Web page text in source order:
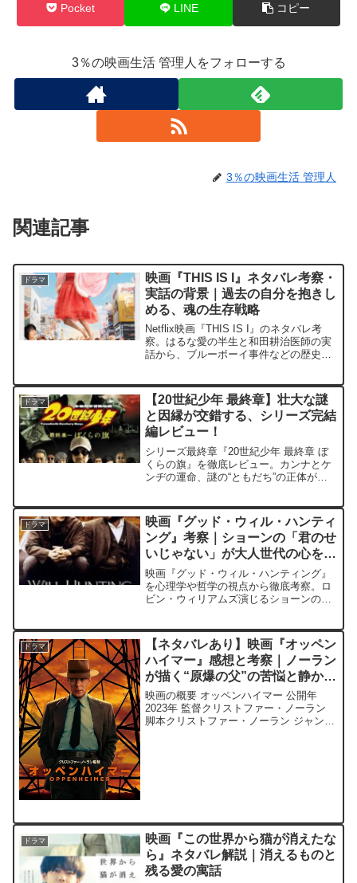
Pocket LINE コピー
3％の映画生活 管理人をフォローする
3％の映画生活 管理人
関連記事
ドラマ
映画『THIS IS I』ネタバレ考察・
実話の背景｜過去の自分を抱きし
める、魂の生存戦略
Netflix映画『THIS IS I』のネタバレ考
察。はるな愛の半生と和田耕治医師の実
話から、ブルーボーイ事件などの歴史的
浄化させるための映画体験を徹底解説し
ます。
ドラマ
【20世紀少年 最終章】壮大な謎
と因縁が交錯する、シリーズ完結
編レビュー！
シリーズ最終章『20世紀少年 最終章 ぼ
くらの旗』を徹底レビュー。カンナとケ
ンヂの運命、謎の“ともだち”の正体がつ
ドラマ
映画『グッド・ウィル・ハンティ
ング』考察｜ショーンの「君のせ
いじゃない」が大人世代の心を救
う理由
映画『グッド・ウィル・ハンティング』
を心理学や哲学の視点から徹底考察。ロ
ビン・ウィリアムズ演じるショーンの言
か？自己受容と真の幸福について深く解
説します。
ドラマ
【ネタバレあり】映画『オッペン
ハイマー』感想と考察｜ノーラン
が描く“原爆の父”の苦悩と静かな
衝撃
映画の概要 オッペンハイマー 公開年
2023年 監督クリストファー・ノーラン
脚本クリストファー・ノーラン ジャンル
ドラマ
映画『この世界から猫が消えたな
ら』ネタバレ解説｜消えるものと
残る愛の寓話